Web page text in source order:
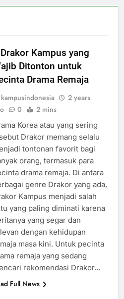
Kampus yang
Ditonton untuk
Drama Remaja
kampusindonesia
2 years
0 2 mins
Korea atau yang sering
Drakor memang selalu
tontonan favorit bagi
orang, termasuk para
drama remaja. Di antara
genre Drakor yang ada,
Kampus menjadi salah
yang paling diminati karena
yang segar dan
dengan kehidupan
masa kini. Untuk pecinta
remaja yang sedang
rekomendasi Drakor…
Full News